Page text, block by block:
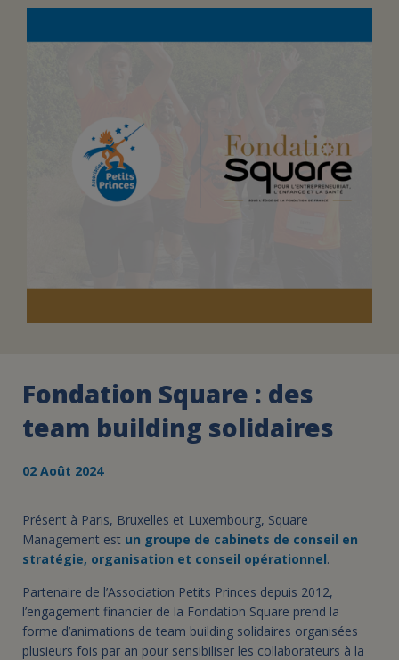
FAIRE UN DON
ESPACE PRESSE
Fondation Square : des
team building solidaires
02 Août 2024
Présent à Paris, Bruxelles et Luxembourg, Square
Management est un groupe de cabinets de conseil en
stratégie, organisation et conseil opérationnel.
Partenaire de l’Association Petits Princes depuis 2012,
l’engagement financier de la Fondation Square prend la
forme d’animations de team building solidaires organisées
plusieurs fois par an pour sensibiliser les collaborateurs à la